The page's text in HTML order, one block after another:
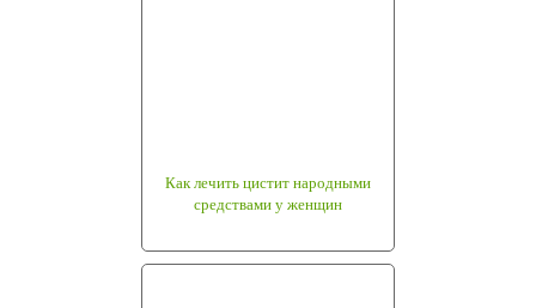
Как лечить цистит народными
средствами у женщин